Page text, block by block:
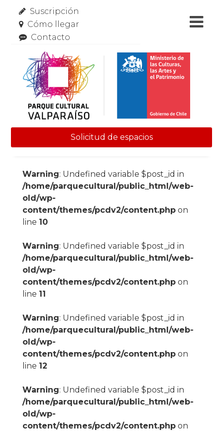
Suscripción
Cómo llegar
Contacto
Solicitud de espacios
Warning: Undefined variable $post_id in
/home/parquecultural/public_html/web-
old/wp-
content/themes/pcdv2/content.phpon
line 10
Warning: Undefined variable $post_id in
/home/parquecultural/public_html/web-
old/wp-
content/themes/pcdv2/content.phpon
line 11
Warning: Undefined variable $post_id in
/home/parquecultural/public_html/web-
old/wp-
content/themes/pcdv2/content.phpon
line 12
Warning: Undefined variable $post_id in
/home/parquecultural/public_html/web-
old/wp-
content/themes/pcdv2/content.phpon